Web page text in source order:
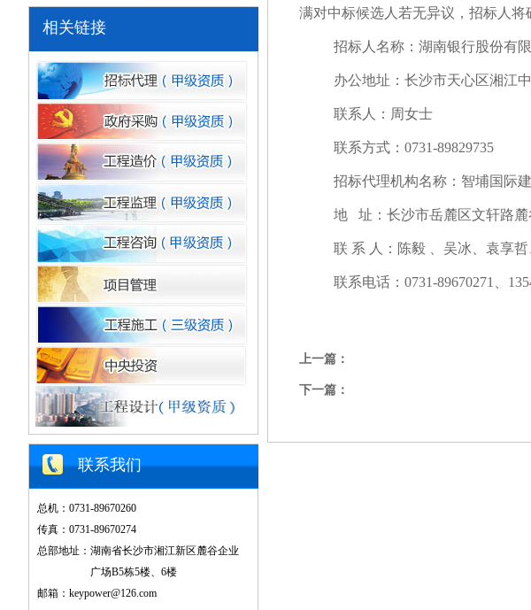
相关链接
联系我们
总机：0731-89670260
传真：0731-89670274
总部地址：湖南省长沙市湘江新区麓谷企业
广场B5栋5楼、6楼
邮箱：keypower@126.com
满对中标候选人若无异议，招标人将
招标人名称：湖南银行股份有
办公地址：长沙市天心区湘江
联系人：周女士
联系方式： 0731-89829735
招标代理机构名称：智埔国际
地 址：长沙市岳麓区文轩路
联 系 人：陈毅 、吴冰、袁享
联系电话： 0731-89670271
上一篇：
下一篇：